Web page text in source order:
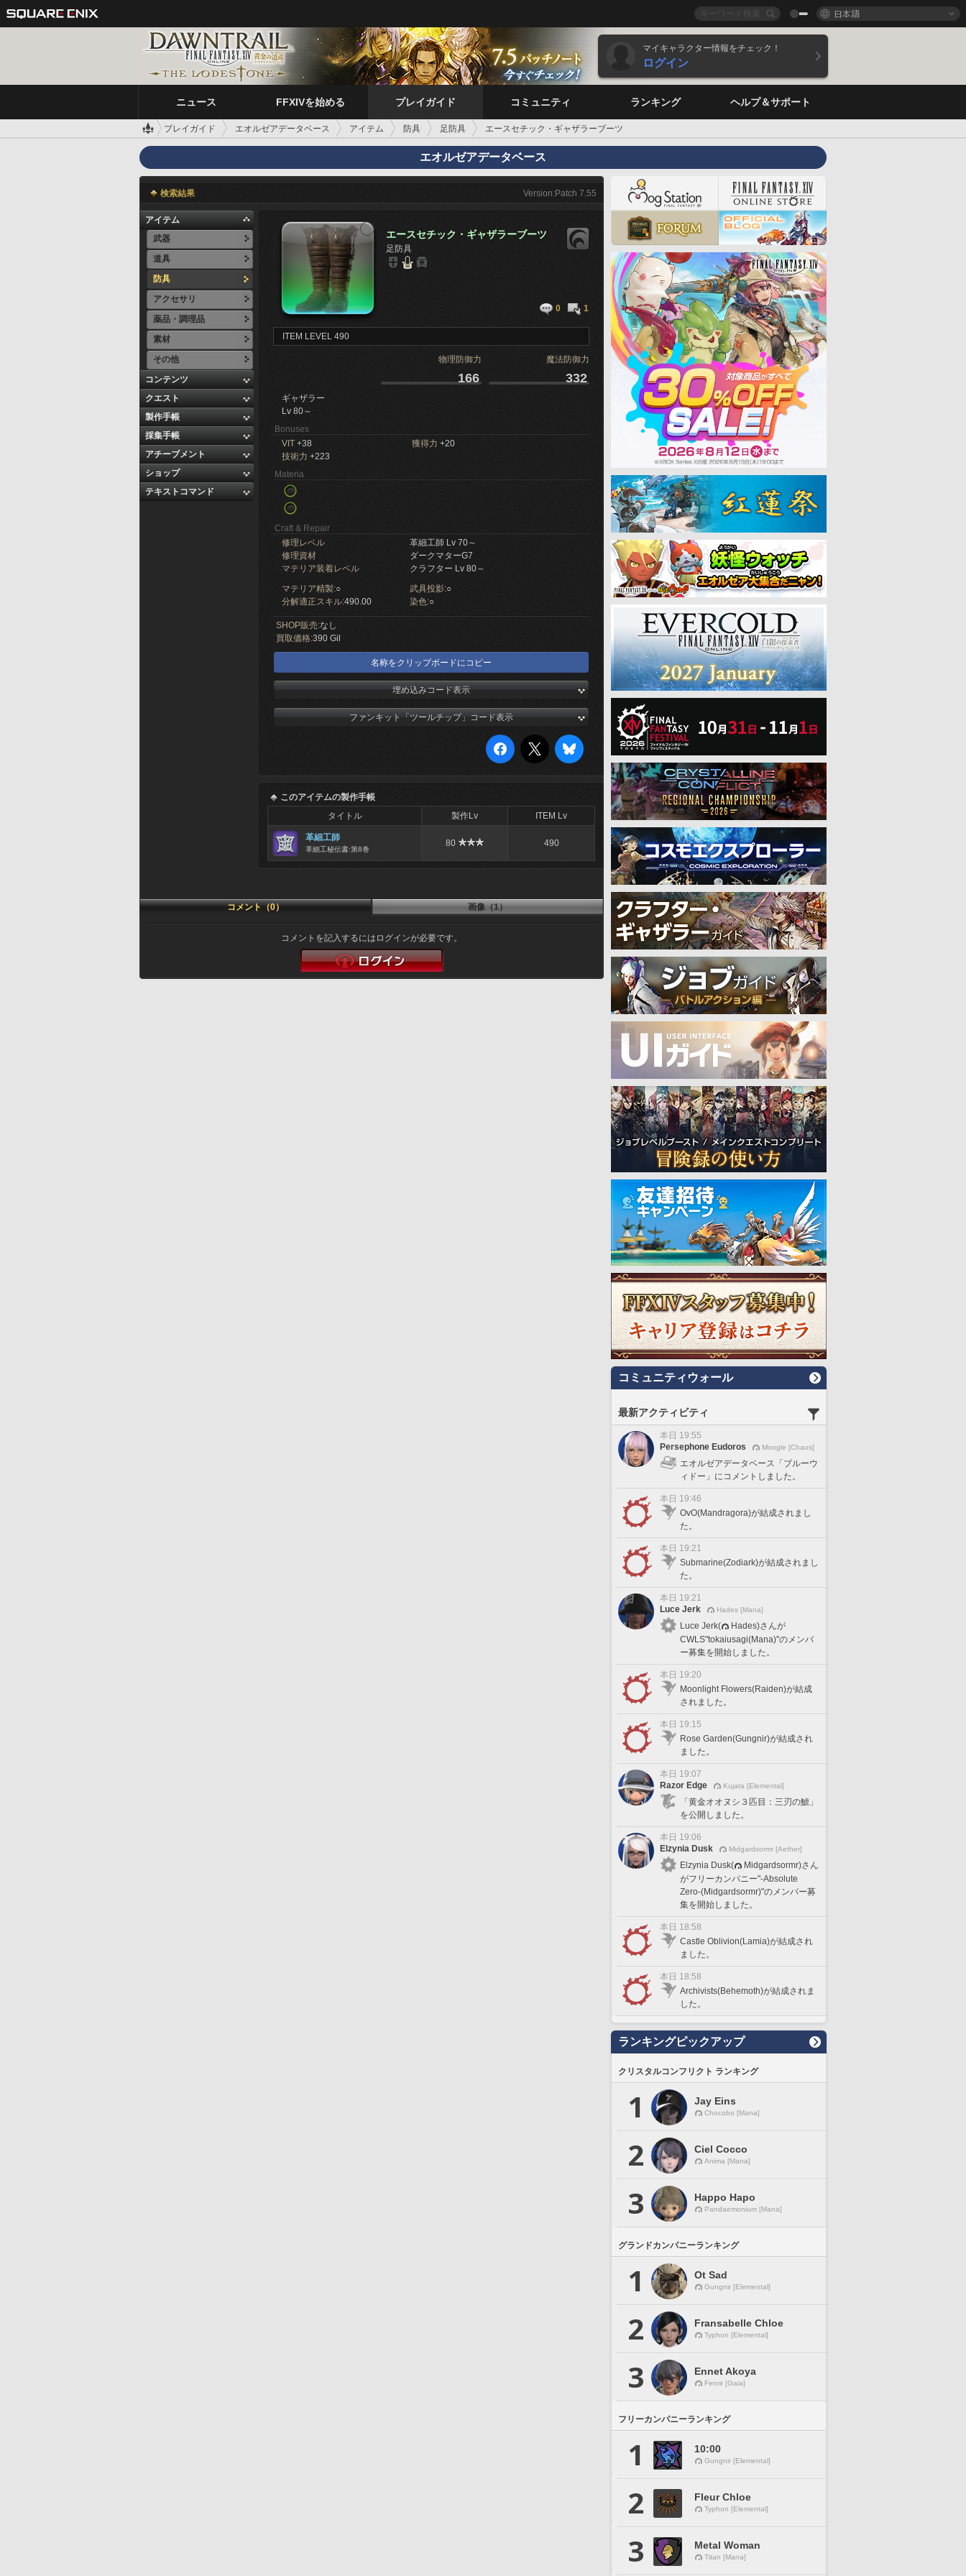
日本語
マイキャラクター情報をチェック！
ログイン
ニュース FFXIVを始める プレイガイド コミュニティ ランキング ヘルプ＆サポート
プレイガイド エオルゼアデータベース アイテム 防具 足防具 エースセチック・ギャザラーブーツ
エオルゼアデータベース
検索結果 Version:Patch 7.55
アイテム
武器
道具
防具
アクセサリ
薬品・調理品
素材
その他
コンテンツ
クエスト
製作手帳
採集手帳
アチーブメント
ショップ
テキストコマンド
エースセチック・ギャザラーブーツ
足防具
0 1
ITEM LEVEL 490
物理防御力 魔法防御力
166 332
ギャザラー
Lv 80～
Bonuses
VIT +38 獲得力 +20
技術力 +223
Materia
Craft & Repair
修理レベル
革細工師 Lv 70～
修理資材
ダークマターG7
マテリア装着レベル
クラフター Lv 80～
マテリア精製:○ 武具投影:○
分解適正スキル:490.00 染色:○
SHOP販売:なし
買取価格:390 Gil
名称をクリップボードにコピー
埋め込みコード表示
ファンキット「ツールチップ」コード表示
このアイテムの製作手帳
タイトル
製作Lv ITEM Lv
革細工師
革細工秘伝書:第8巻
80 490
コメント（0） 画像（1）
コメントを記入するにはログインが必要です。
コミュニティウォール
最新アクティビティ
本日 19:55
Persephone Eudoros
Moogle [Chaos]
エオルゼアデータベース「ブルーウ
ィドー」にコメントしました。
本日 19:46
OvO(Mandragora)が結成されまし
た。
本日 19:21
Submarine(Zodiark)が結成されまし
た。
本日 19:21
Luce Jerk
Hades [Mana]
Luce Jerk(
Hades)さんが
CWLS"tokaiusagi(Mana)"のメンバ
ー募集を開始しました。
本日 19:20
Moonlight Flowers(Raiden)が結成
されました。
本日 19:15
Rose Garden(Gungnir)が結成され
ました。
本日 19:07
Razor Edge
Kujata [Elemental]
「黄金オオヌシ３匹目：三刃の鯱」
を公開しました。
本日 19:06
Elzynia Dusk
Midgardsormr [Aether]
Elzynia Dusk(
Midgardsormr)さん
がフリーカンパニー"-Absolute
Zero-(Midgardsormr)"のメンバー募
集を開始しました。
本日 18:58
Castle Oblivion(Lamia)が結成され
ました。
本日 18:58
Archivists(Behemoth)が結成されま
した。
ランキングピックアップ
クリスタルコンフリクト ランキング
1 Jay Eins
Chocobo [Mana]
2 Ciel Cocco
Anima [Mana]
3 Happo Hapo
Pandaemonium [Mana]
グランドカンパニーランキング
1 Ot Sad
Gungnir [Elemental]
2 Fransabelle Chloe
Typhon [Elemental]
3 Ennet Akoya
Fenrir [Gaia]
フリーカンパニーランキング
1 10:00
Gungnir [Elemental]
2 Fleur Chloe
Typhon [Elemental]
3 Metal Woman
Titan [Mana]